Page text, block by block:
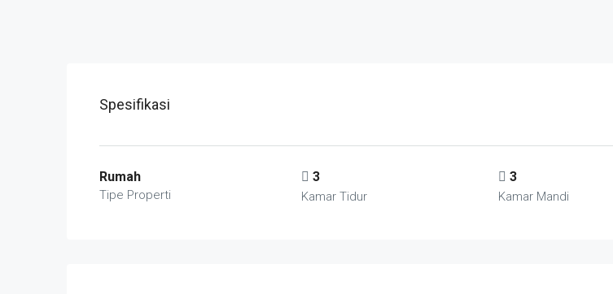
Spesifikasi
Rumah
Tipe Properti
3
Kamar Tidur
3
Kamar Mandi